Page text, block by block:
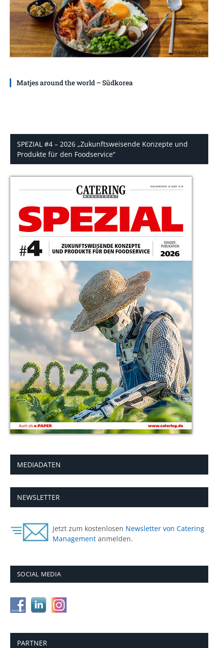
Matjes around the world – Südkorea
SPEZIAL #4 – 2026 „Zukunftsweisende Konzepte und
Produkte für den Foodservice“
MEDIADATEN
NEWSLETTER
Jetzt zum kostenlosen Newsletter von Catering
Management anmelden.
SOCIAL MEDIA
PARTNER